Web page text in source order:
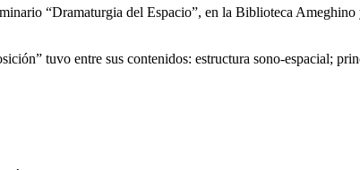
“Dramaturgia del Espacio”, en la Biblioteca
tuvo entre sus contenidos: estructura sono-espacial;